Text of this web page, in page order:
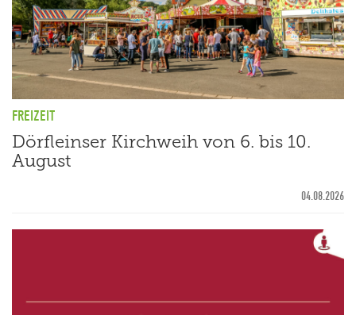
FREIZEIT
Dörfleinser Kirchweih von 6. bis 10.
August
04.08.2026